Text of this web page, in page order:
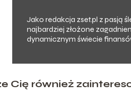
Jako redakcja zset.pl z pasją
najbardziej złożone
dynamicznym świecie
Cię również